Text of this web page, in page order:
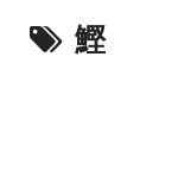
鰹